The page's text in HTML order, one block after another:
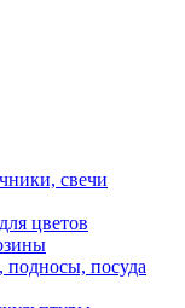
свечи
цветов
подносы, посуда